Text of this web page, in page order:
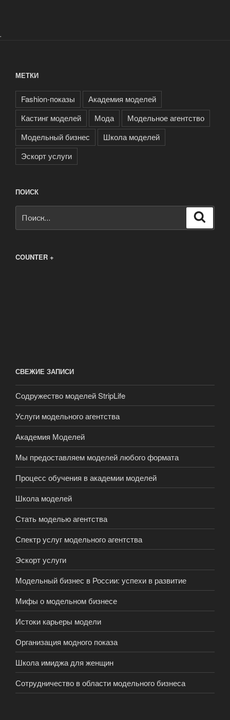
.
МЕТКИ
Fashion-показы
Академия моделей
Кастинг моделей
Мода
Модельное агентство
Модельный бизнес
Школа моделей
Эскорт услуги
ПОИСК
COUNTER +
СВЕЖИЕ ЗАПИСИ
Содружество моделей StripLife
Услуги модельного агентства
Академия Моделей
Мы предоставляем моделей любого формата
Процесс обучения в академии моделей
Школа моделей
Стать моделью агентства
Спектр услуг модельного агентства
Эскорт услуги
Модельный бизнес в России: успехи в развитие
Мифы о модельном бизнесе
Истоки карьеры модели
Организация модного показа
Школа имиджа для женщин
Сотрудничество в области модельного бизнеса